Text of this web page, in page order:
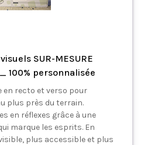
SUR-MESURE
100% personnalisée
en recto et verso pour
plus près du terrain.
en réflexes grâce à une
marque les esprits. En
plus accessible et plus